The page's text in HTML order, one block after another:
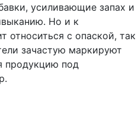
усиливающие запах и
Но и к
относиться с опаской, так
зачастую маркируют
продукцию под